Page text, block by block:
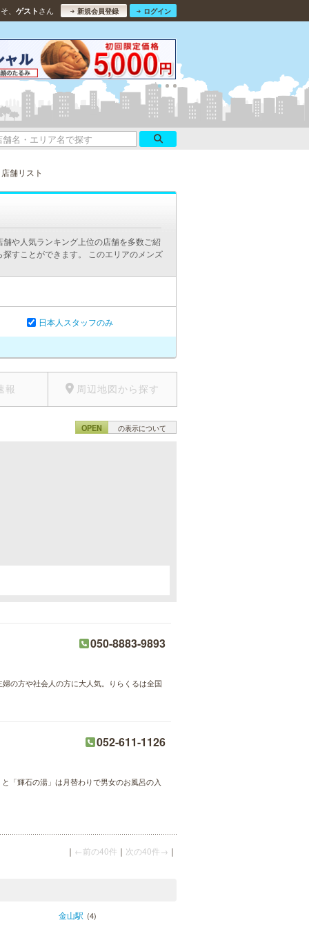
、 ゲスト さん 新規会員登録 ログイン
店舗リスト
や人気ランキング上位の店舗を多数ご紹
すことができます。 このエリアのメンズ
日本人スタッフのみ
報 周辺地図から探す
OPEN の表示について
050-8883-9893
の方や社会人の方に大人気。りらくるは全国
052-611-1126
「輝石の湯」は月替わりで男女のお風呂の入
｜ ←前の40件 ｜ 次の40件→ ｜
金山駅 (4)